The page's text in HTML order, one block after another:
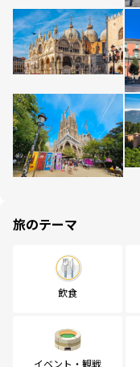
旅のテーマ
飲食
イベント・観戦